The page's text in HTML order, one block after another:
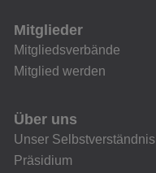
Mitglieder
Mitgliedsverbände
Mitglied werden
Über uns
Unser Selbstverständnis
Präsidium